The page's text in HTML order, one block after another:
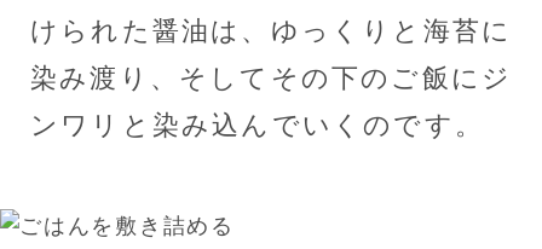
けられた醤油は、ゆっくりと海苔に
染み渡り、そしてその下のご飯にジ
ンワリと染み込んでいくのです。